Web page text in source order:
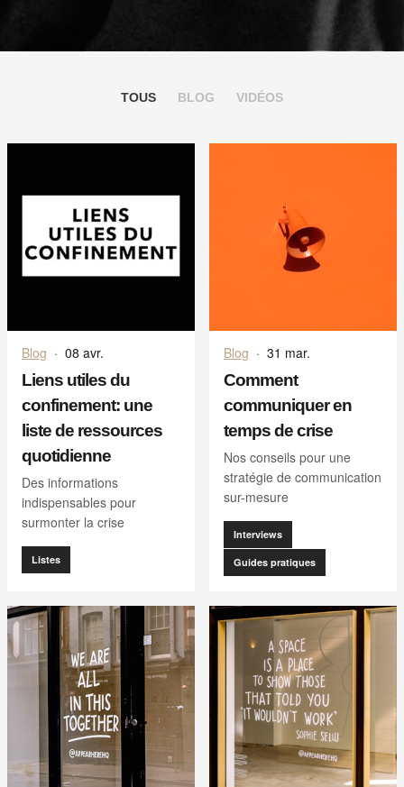
TOUS BLOG VIDÉOS
Blog · 08 avr.
Liens utiles du
confinement: une
liste de ressources
quotidienne
Des informations
indispensables pour
surmonter la crise
Listes
Blog · 31 mar.
Comment
communiquer en
temps de crise
Nos conseils pour une
stratégie de communication
sur-mesure
Interviews
Guides pratiques